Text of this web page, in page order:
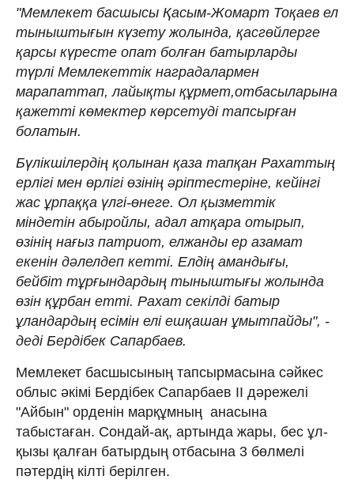
"Мемлекет басшысы Қасым-Жомарт Тоқаев ел
тыныштығын күзету жолында, қасгөйлерге
қарсы күресте опат болған батырларды
түрлі Мемлекеттік наградалармен
марапаттап, лайықты құрмет,отбасыларына
қажетті көмектер көрсетуді тапсырған
болатын.
Бүлікшілердің қолынан қаза тапқан Рахаттың
ерлігі мен өрлігі өзінің әріптестеріне, кейінгі
жас ұрпаққа үлгі-өнеге. Ол қызметтік
міндетін абыройлы, адал атқара отырып,
өзінің нағыз патриот, елжанды ер азамат
екенін дәлелдеп кетті. Елдің амандығы,
бейбіт тұрғындардың тыныштығы жолында
өзін құрбан етті. Рахат секілді батыр
ұландардың есімін елі ешқашан ұмытпайды", -
деді Бердібек Сапарбаев.
Мемлекет басшысының тапсырмасына сәйкес
облыс әкімі Бердібек Сапарбаев ІІ дәрежелі
"Айбын" орденін марқұмның анасына
табыстаған. Сондай-ақ, артында жары, бес ұл-
қызы қалған батырдың отбасына 3 бөлмелі
пәтердің кілті берілген.